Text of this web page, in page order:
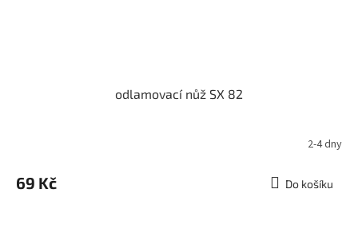
odlamovací nůž SX 82
2-4 dny
69 Kč Do košíku